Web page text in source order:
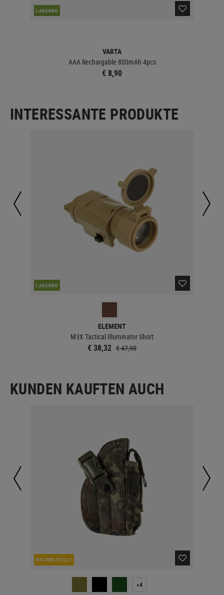
LAGERND
VARTA
AAA Rechargable 800mAh 4pcs
€ 8,90
INTERESSANTE PRODUKTE
LAGERND
ELEMENT
M3X Tactical Illuminator Short
€ 38,32 € 47,90
KUNDEN KAUFTEN AUCH
NACHBESTELLT
+4